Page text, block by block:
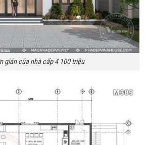
giản của nhà cấp 4 100 triệu